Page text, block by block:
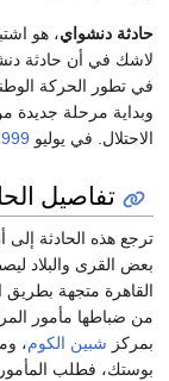
حادثة دنشواي، هو
لاشك في أن حادثة
في تطور الحركة
وبداية مرحلة جديدة
الاحتلال. في يوليو
تفاصيل
ترجع هذه الحادثة
القاهرة متجهة بطريق
من ضباطها مأمور
بمركز شبين الكوم،
بوستك، فطلب